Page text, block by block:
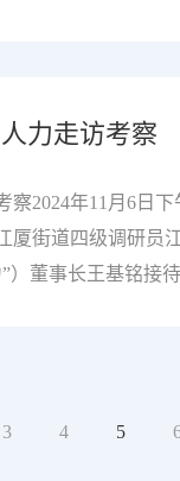
越，更是一次心
再做财务方面的
了自信与从容，她
力走访考察
2024年11月6日
街道四级调研员
董事长王基铭接
3 4 5